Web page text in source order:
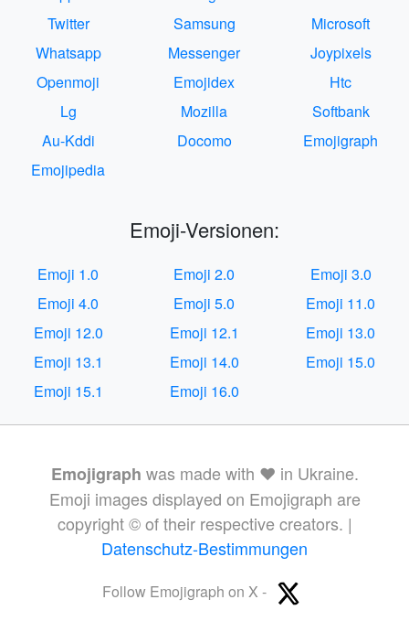
Twitter
Samsung
Microsoft
Whatsapp
Messenger
Joypixels
Openmoji
Emojidex
Htc
Lg
Mozilla
Softbank
Au-Kddi
Docomo
Emojigraph
Emojipedia
Emoji-Versionen:
Emoji 1.0 Emoji 2.0
Emoji 3.0
Emoji 4.0
Emoji 5.0
Emoji 11.0
Emoji 12.0
Emoji 12.1
Emoji 13.0
Emoji 13.1
Emoji 14.0
Emoji 15.0
Emoji 15.1
Emoji 16.0
Emojigraph was made with ❤️ in Ukraine.
Emoji images displayed on Emojigraph are
copyright © of their respective creators. |
Datenschutz-Bestimmungen
Follow Emojigraph on X -